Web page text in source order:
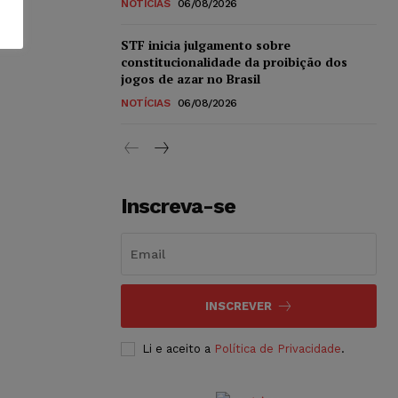
NOTÍCIAS 06/08/2026
STF inicia julgamento sobre
constitucionalidade da proibição dos
jogos de azar no Brasil
NOTÍCIAS 06/08/2026
Inscreva-se
INSCREVER
Li e aceito a Política de Privacidade.